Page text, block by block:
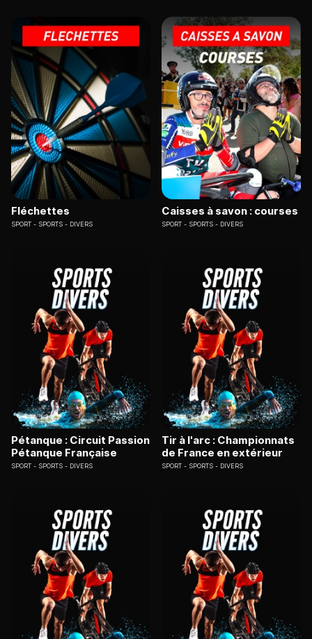
Fléchettes
SPORT SPORTS - DIVERS
Caisses à savon : courses
SPORT SPORTS - DIVERS
Pétanque : Circuit Passion
Pétanque Française
SPORT SPORTS - DIVERS
Tir à l'arc : Championnats
de France en extérieur
SPORT SPORTS - DIVERS